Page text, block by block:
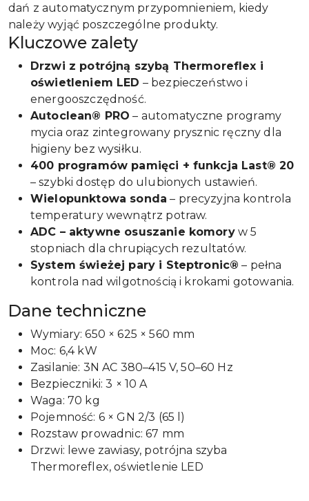
dań z automatycznym przypomnieniem, kiedy
należy wyjąć poszczególne produkty.
Kluczowe zalety
Drzwi z potrójną szybą Thermoreflex i
oświetleniem LED – bezpieczeństwo i
energooszczędność.
Autoclean® PRO – automatyczne programy
mycia oraz zintegrowany prysznic ręczny dla
higieny bez wysiłku.
400 programów pamięci + funkcja Last® 20
– szybki dostęp do ulubionych ustawień.
Wielopunktowa sonda – precyzyjna kontrola
temperatury wewnątrz potraw.
ADC – aktywne osuszanie komoryw 5
stopniach dla chrupiących rezultatów.
System świeżej pary i Steptronic® – pełna
kontrola nad wilgotnością i krokami gotowania.
Dane techniczne
Wymiary: 650 × 625 × 560 mm
Moc: 6,4 kW
Zasilanie: 3N AC 380–415 V, 50–60 Hz
Bezpieczniki: 3 × 10 A
Waga: 70 kg
Pojemność: 6 × GN 2/3 (65 l)
Rozstaw prowadnic: 67 mm
Drzwi: lewe zawiasy, potrójna szyba
Thermoreflex, oświetlenie LED